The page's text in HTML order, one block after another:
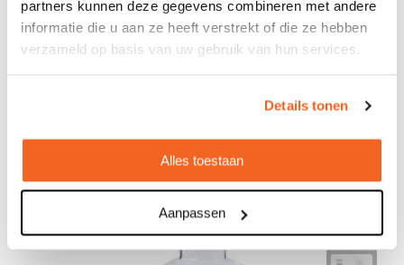
partners kunnen deze gegevens combineren met andere
informatie die u aan ze heeft verstrekt of die ze hebben
verzameld op basis van uw gebruik van hun services.
Details tonen
Alles toestaan
Aanpassen
Onbedrukt geleverd in: 2 werkdag(en)
Bekijken